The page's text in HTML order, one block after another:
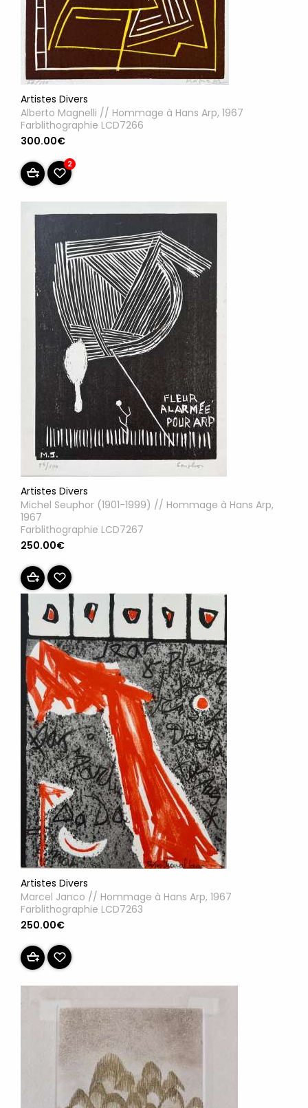
Artistes Divers
Alberto Magnelli // Hommage à Hans Arp, 1967
Farblithographie LCD7266
300.00€
2
Artistes Divers
Michel Seuphor (1901-1999) // Hommage à Hans Arp,
1967
Farblithographie LCD7267
250.00€
Artistes Divers
Marcel Janco // Hommage à Hans Arp, 1967
Farblithographie LCD7263
250.00€